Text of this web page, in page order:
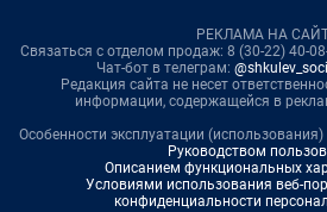
РЕКЛАМА НА
Связаться с отделом продаж: 8 (30-22) 40-
Чат-бот в телеграм:
Редакция сайта не несет
информации, содержащейся в
Особенности эксплуатации
Руководством
Описанием функциональных
Условиями использования веб-
конфиденциальности